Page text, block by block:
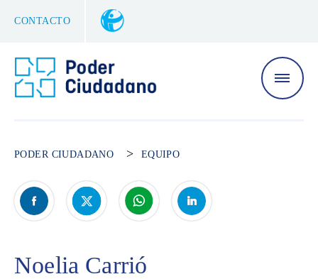
CONTACTO
PODER CIUDADANO > EQUIPO
Noelia Carrió